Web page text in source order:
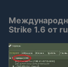
Strike 1.6 от